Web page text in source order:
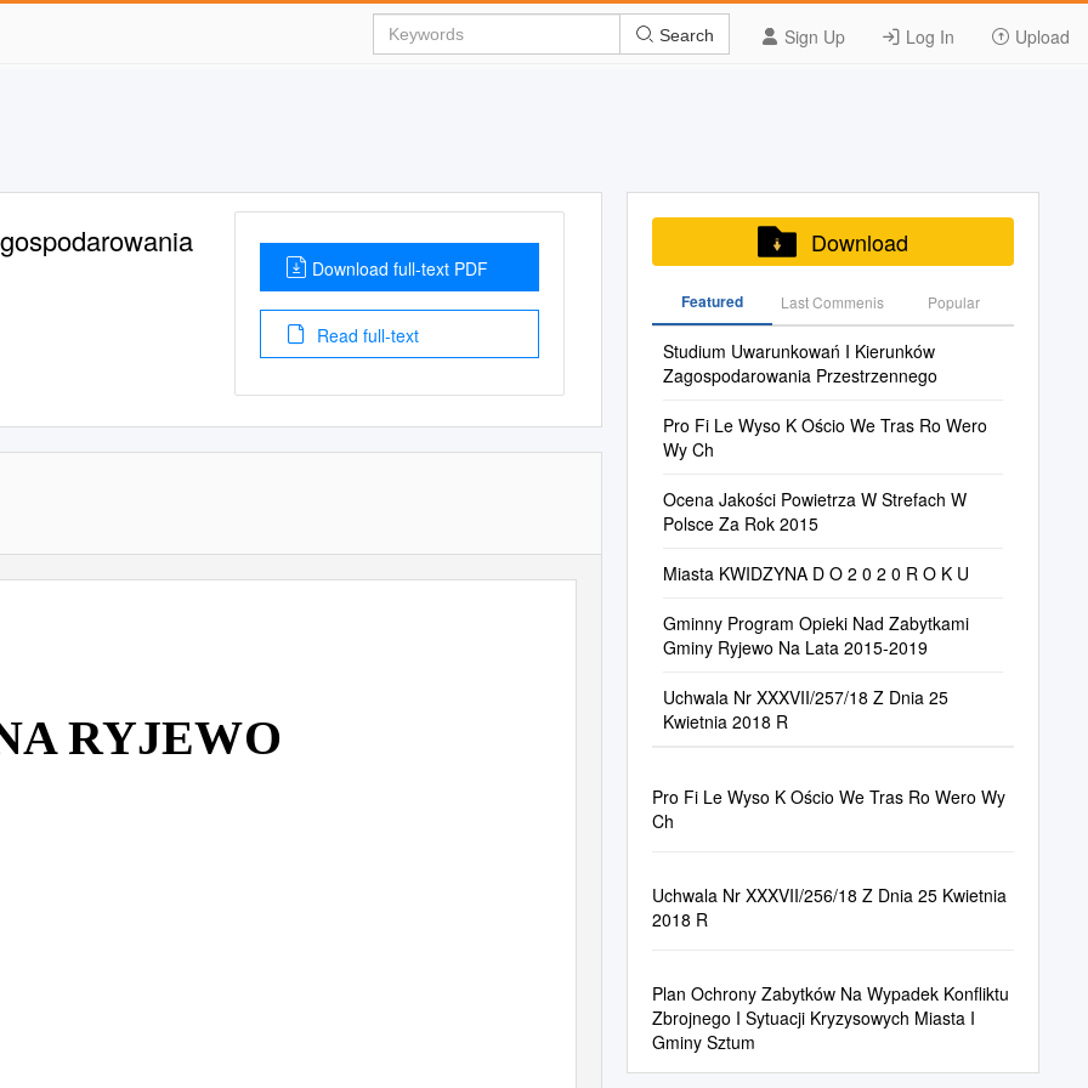
Sign Up Log In Upload
Search
Download full-text PDF
Read full-text
RYJEWO
Download
Featured Last Commenis Popular
Studium Uwarunkowań I Kierunków
Zagospodarowania Przestrzennego
Pro Fi Le Wyso K Ościo We Tras Ro Wero
Wy Ch
Ocena Jakości Powietrza W Strefach W
Polsce Za Rok 2015
Miasta KWIDZYNA D O 2 0 2 0 R O K U
Gminny Program Opieki Nad Zabytkami
Gminy Ryjewo Na Lata 2015-2019
Uchwala Nr XXXVII/257/18 Z Dnia 25
Kwietnia 2018 R
Pro Fi Le Wyso K Ościo We Tras Ro Wero Wy
Ch
Uchwala Nr XXXVII/256/18 Z Dnia 25 Kwietnia
2018 R
Plan Ochrony Zabytków Na Wypadek Konfliktu
Zbrojnego I Sytuacji Kryzysowych Miasta I
Gminy Sztum